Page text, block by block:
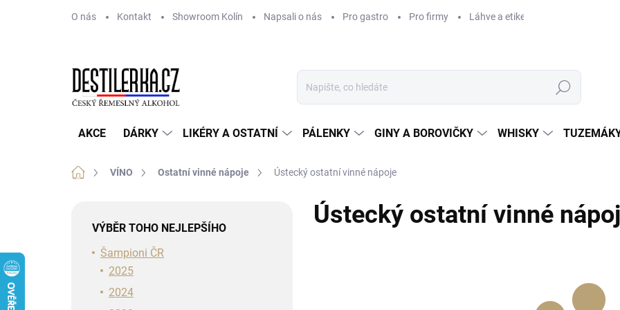
O nás Kontakt Showroom Kolín Napsali o nás Pro gastro Pro firmy Láhve a etikety na míru
Hledat
AKCE DÁRKY LIKÉRY A OSTATNÍ PÁLENKY GINY A BOROVIČKY WHISKY
Domů VÍNO Ostatní vinné nápoje Ústecký ostatní vinné nápoje
VÝBĚR TOHO NEJLEPŠÍHO
Šampioni ČR
2025
2024
Ústecký ostatní vinné